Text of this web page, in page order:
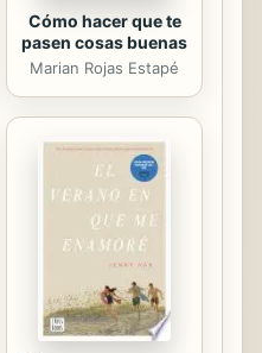
Cómo hacer que te
pasen cosas buenas
Marian Rojas Estapé